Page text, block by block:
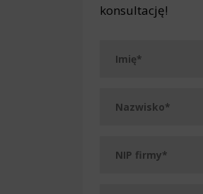
konsultację!